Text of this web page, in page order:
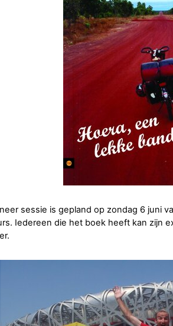
sessie is gepland op zondag 6 juni
Iedereen die het boek heeft kan zijn